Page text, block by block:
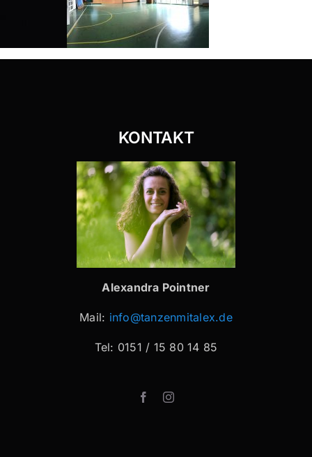
KONTAKT
Alexandra Pointner
Mail: info@tanzenmitalex.de
Tel: 0151 / 15 80 14 85